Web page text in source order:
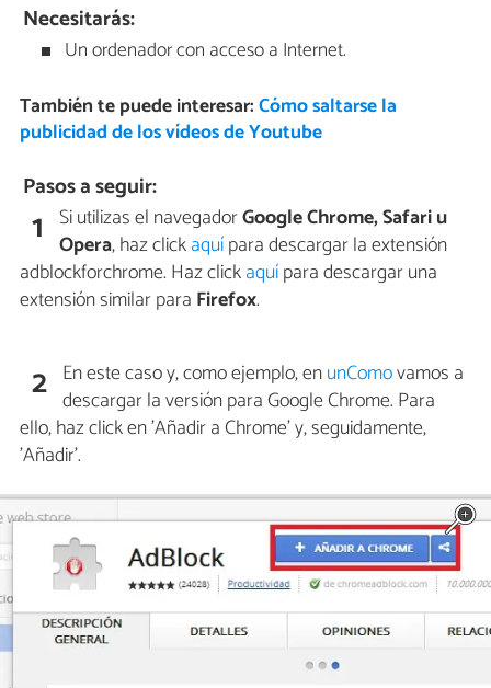
Necesitarás:
Un ordenador con acceso a Internet.
También te puede interesar:Cómo saltarse la
publicidad de los vídeos de Youtube
Pasos a seguir:
1 Si utilizas el navegadorGoogle Chrome, Safari u
Opera, haz clickaquípara descargar la extensión
adblockforchrome. Haz clickaquípara descargar una
extensión similar para Firefox.
2 En este caso y, como ejemplo, enunComovamos a
descargar la versión para Google Chrome. Para
ello, haz click en 'Añadir a Chrome' y, seguidamente,
'Añadir'.